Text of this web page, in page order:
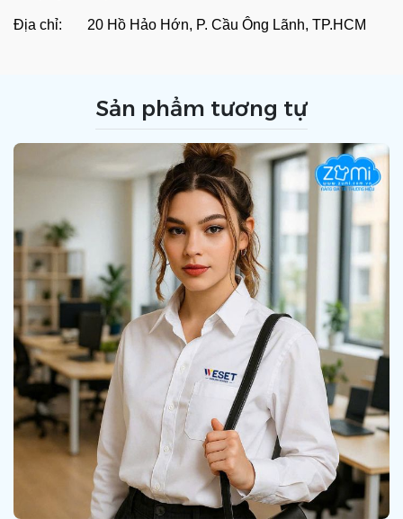
Địa chỉ: 20 Hồ Hảo Hớn, P. Cầu Ông Lãnh, TP.HCM
Sản phẩm tương tự